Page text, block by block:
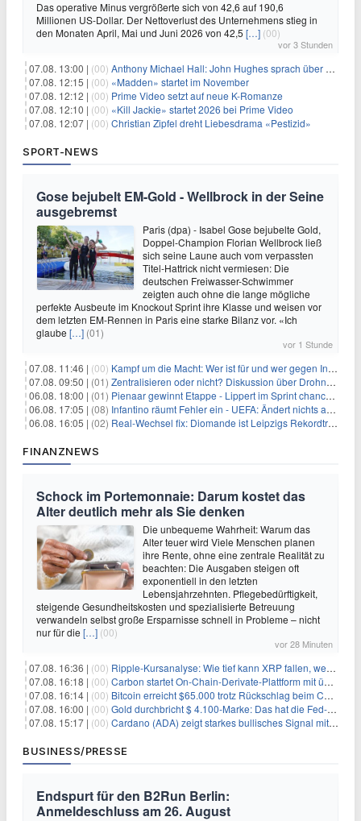
Das operative Minus vergrößerte sich von 42,6 auf 190,6
Millionen US-Dollar. Der Nettoverlust des Unternehmens stieg in
den Monaten April, Mai und Juni 2026 von 42,5 […] (00)
vor 3 Stunden
07.08. 13:00 | (00) Anthony Michael Hall: John Hughes sprach über eine Fortsetzung von 'The Breakfast Club'
07.08. 12:15 | (00) «Madden» startet im November
07.08. 12:12 | (00) Prime Video setzt auf neue K-Romanze
07.08. 12:10 | (00) «Kill Jackie» startet 2026 bei Prime Video
07.08. 12:07 | (00) Christian Zipfel dreht Liebesdrama «Pestizid»
SPORT-NEWS
Gose bejubelt EM-Gold - Wellbrock in der Seine
ausgebremst
Paris (dpa) - Isabel Gose bejubelte Gold,
Doppel-Champion Florian Wellbrock ließ
sich seine Laune auch vom verpassten
Titel-Hattrick nicht vermiesen: Die
deutschen Freiwasser-Schwimmer
zeigten auch ohne die lange mögliche
perfekte Ausbeute im Knockout Sprint ihre Klasse und weisen vor
dem letzten EM-Rennen in Paris eine starke Bilanz vor. «Ich
glaube […] (01)
vor 1 Stunde
07.08. 11:46 | (00) Kampf um die Macht: Wer ist für und wer gegen Infantino?
07.08. 09:50 | (01) Zentralisieren oder nicht? Diskussion über Drohnenabwehr
06.08. 18:00 | (01) Pienaar gewinnt Etappe - Lippert im Sprint chancenlos
06.08. 17:05 | (08) Infantino räumt Fehler ein - UEFA: Ändert nichts an Boykott
06.08. 16:05 | (02) Real-Wechsel fix: Diomande ist Leipzigs Rekordtransfer
FINANZNEWS
Schock im Portemonnaie: Darum kostet das
Alter deutlich mehr als Sie denken
Die unbequeme Wahrheit: Warum das
Alter teuer wird Viele Menschen planen
ihre Rente, ohne eine zentrale Realität zu
beachten: Die Ausgaben steigen oft
exponentiell in den letzten
Lebensjahrzehnten. Pflegebedürftigkeit,
steigende Gesundheitskosten und spezialisierte Betreuung
verwandeln selbst große Ersparnisse schnell in Probleme – nicht
nur für die […] (00)
vor 28 Minuten
07.08. 16:36 | (00) Ripple-Kursanalyse: Wie tief kann XRP fallen, wenn die $1-Unterstützung am Wochenende verloren geht?
07.08. 16:18 | (00) Carbon startet On-Chain-Derivate-Plattform mit über 950 Märkten in einem Konto
07.08. 16:14 | (00) Bitcoin erreicht $65.000 trotz Rückschlag beim CLARITY Act und fehlendem US-Iran-Abkommen
07.08. 16:00 | (00) Gold durchbricht $ 4.100-Marke: Das hat die Fed-Entscheidung ausgelöst
07.08. 15:17 | (00) Cardano (ADA) zeigt starkes bullisches Signal mit Potenzial für 200% Kursanstieg
BUSINESS/PRESSE
Endspurt für den B2Run Berlin:
Anmeldeschluss am 26. August